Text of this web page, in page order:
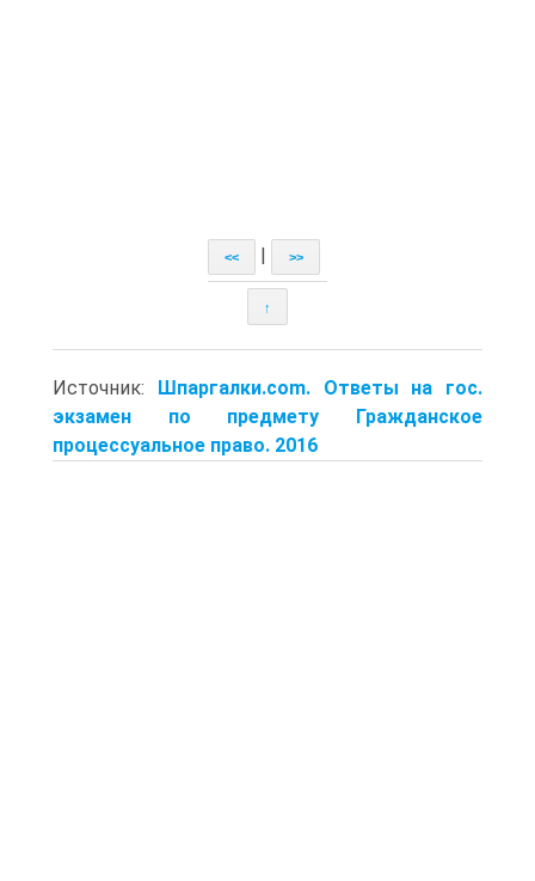
<< >>
↑
Источник: Шпаргалки.com. Ответы на гос.
экзамен по предмету Гражданское
процессуальное право. 2016